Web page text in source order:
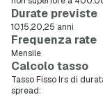
Durate previste
10,15,20,25 anni
Frequenza rate
Mensile
Calcolo tasso
Tasso Fisso Irs di
spread: